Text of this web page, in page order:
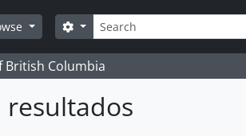
Búsqueda
Search options
Columbia